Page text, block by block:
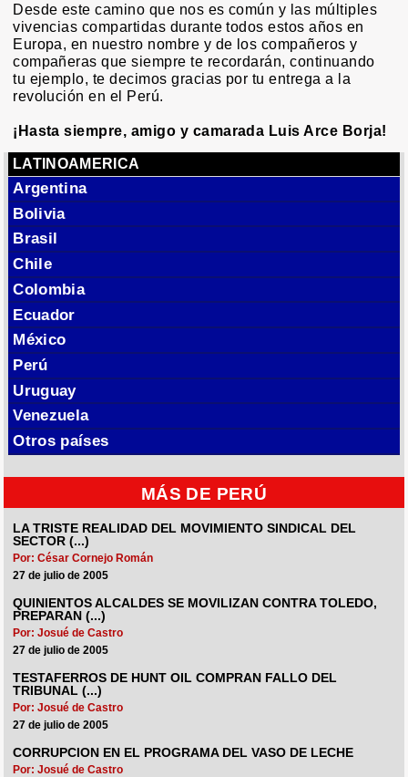
Desde este camino que nos es común y las múltiples
vivencias compartidas durante todos estos años en
Europa, en nuestro nombre y de los compañeros y
compañeras que siempre te recordarán, continuando
tu ejemplo, te decimos gracias por tu entrega a la
revolución en el Perú.
¡Hasta siempre, amigo y camarada Luis Arce Borja!
LATINOAMERICA
Argentina
Bolivia
Brasil
Chile
Colombia
Ecuador
México
Perú
Uruguay
Venezuela
Otros países
MÁS DE PERÚ
LA TRISTE REALIDAD DEL MOVIMIENTO SINDICAL DEL
SECTOR (...)
Por: César Cornejo Román
27 de julio de 2005
QUINIENTOS ALCALDES SE MOVILIZAN CONTRA TOLEDO,
PREPARAN (...)
Por: Josué de Castro
27 de julio de 2005
TESTAFERROS DE HUNT OIL COMPRAN FALLO DEL
TRIBUNAL (...)
Por: Josué de Castro
27 de julio de 2005
CORRUPCION EN EL PROGRAMA DEL VASO DE LECHE
Por: Josué de Castro